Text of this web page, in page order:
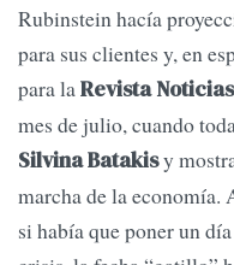
Rubinstein hacía
para sus clientes y, en
para laRevista Noticias
mes de julio, cuando
Silvina Batakisy
marcha de la economía.
si había que poner un